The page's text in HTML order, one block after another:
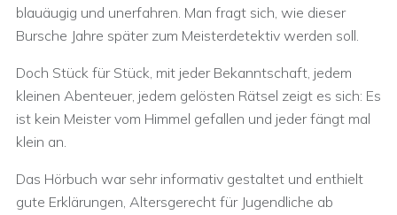
blauäugig und unerfahren. Man fragt sich, wie dieser
Bursche Jahre später zum Meisterdetektiv werden soll.
Doch Stück für Stück, mit jeder Bekanntschaft, jedem
kleinen Abenteuer, jedem gelösten Rätsel zeigt es sich: Es
ist kein Meister vom Himmel gefallen und jeder fängt mal
klein an.
Das Hörbuch war sehr informativ gestaltet und enthielt
gute Erklärungen, Altersgerecht für Jugendliche ab